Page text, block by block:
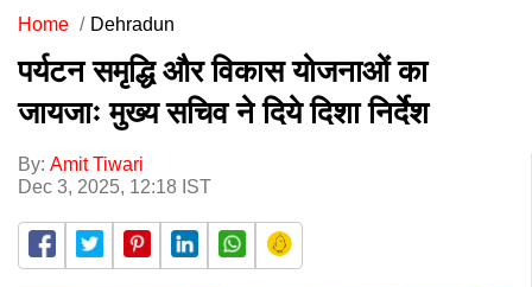
Home Dehradun
पर्यटन समृद्धि और विकास योजनाओं का
जायजाः मुख्य सचिव ने दिये दिशा निर्देश
By: Amit Tiwari
Dec 3, 2025, 12:18 IST